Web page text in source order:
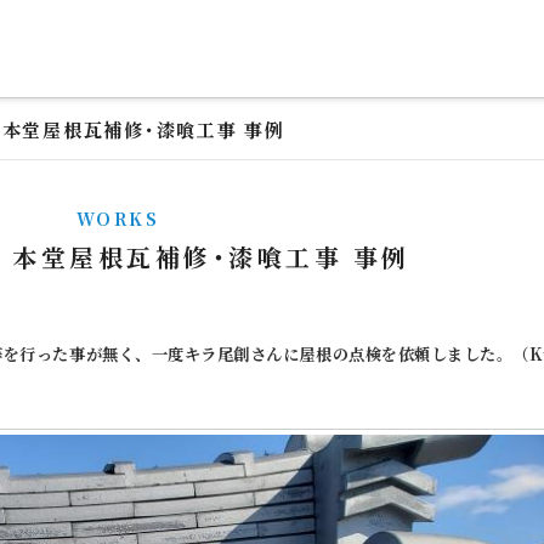
堂屋根瓦補修･漆喰工事 事例
WORKS
堂屋根瓦補修･漆喰工事 事例
行った事が無く、一度キラ尾創さんに屋根の点検を依頼しました。（